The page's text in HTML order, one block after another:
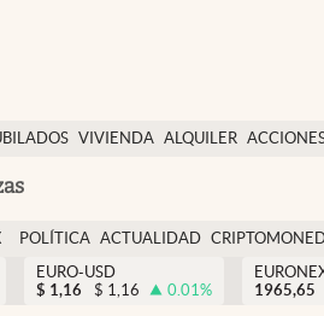
VIVIENDA ALQUILER
USA
POLÍTICA ACTUALIDAD
EURO-USD
$ 1,16 $ 1,16 0.01%
1965,65